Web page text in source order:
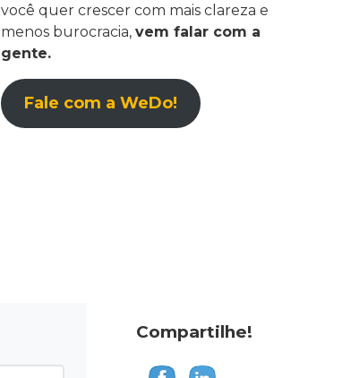
você quer crescer com mais clareza e
menos burocracia, vem falar com a
gente.
Fale com a WeDo!
Compartilhe!